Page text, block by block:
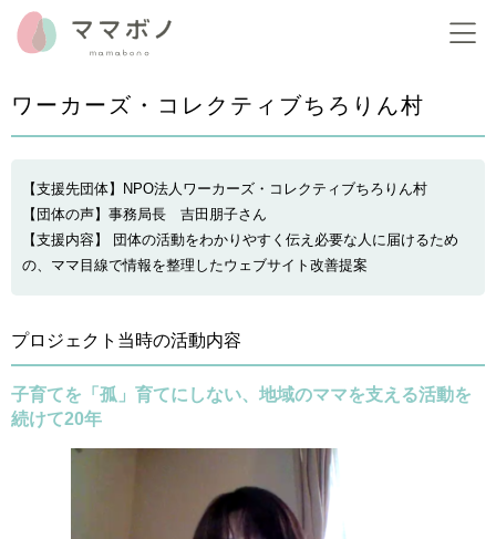
ワーカーズ・コレクティブちろりん村
【支援先団体】NPO法人ワーカーズ・コレクティブちろりん村
【団体の声】事務局長 吉田朋子さん
【支援内容】 団体の活動をわかりやすく伝え必要な人に届けるため
の、ママ目線で情報を整理したウェブサイト改善提案
プロジェクト当時の活動内容
子育てを「孤」育てにしない、地域のママを支える活動を
続けて20年